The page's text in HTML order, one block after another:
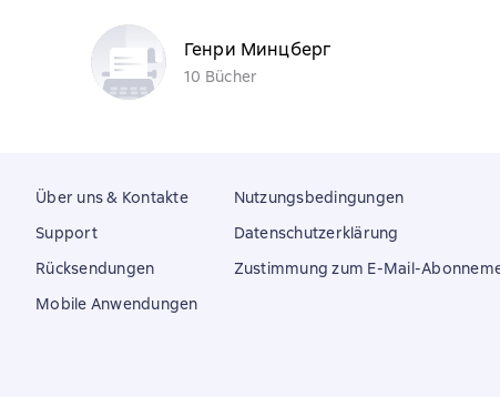
Генри Минцберг
10 Bücher
Über uns & Kontakte
Support
Rücksendungen
Mobile Anwendungen
Nutzungsbedingungen
Datenschutzerklärung
Zustimmung zum E-Mail-